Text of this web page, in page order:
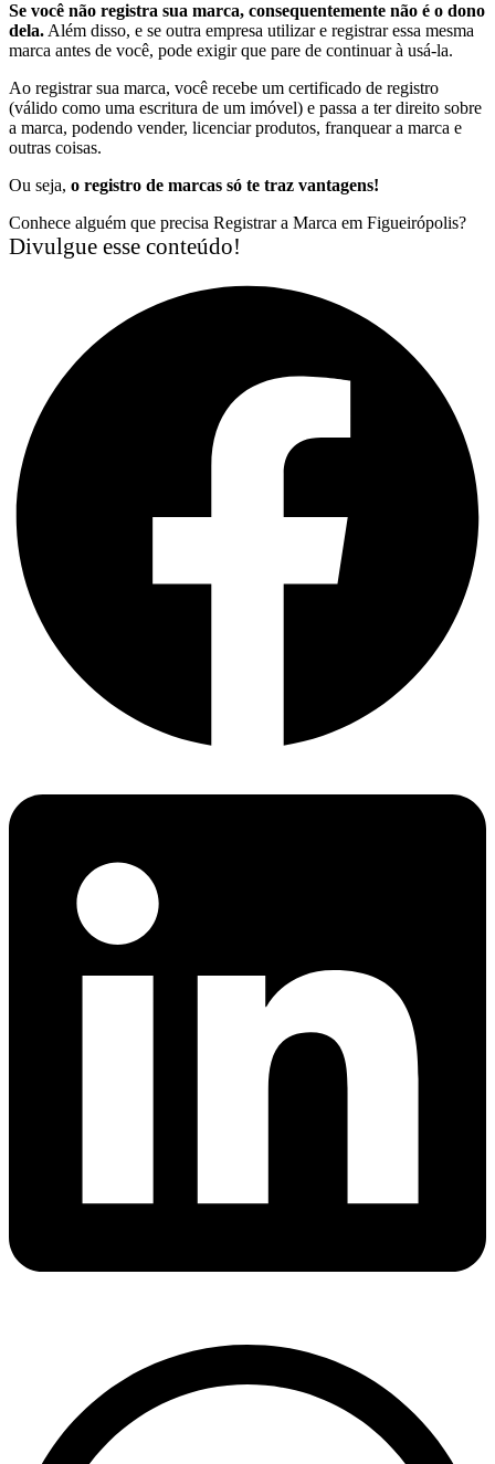
Se você não registra sua marca, consequentemente não é o dono
dela. Além disso, e se outra empresa utilizar e registrar essa mesma
marca antes de você, pode exigir que pare de continuar à usá-la.
Ao registrar sua marca, você recebe um certificado de registro
(válido como uma escritura de um imóvel) e passa a ter direito sobre
a marca, podendo vender, licenciar produtos, franquear a marca e
outras coisas.
Ou seja, o registro de marcas só te traz vantagens!
Conhece alguém que precisa Registrar a Marca em Figueirópolis?
Divulgue esse conteúdo!